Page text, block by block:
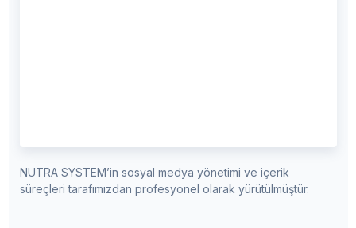
NUTRA SYSTEM’in sosyal medya yönetimi ve içerik
süreçleri tarafımızdan profesyonel olarak yürütülmüştür.